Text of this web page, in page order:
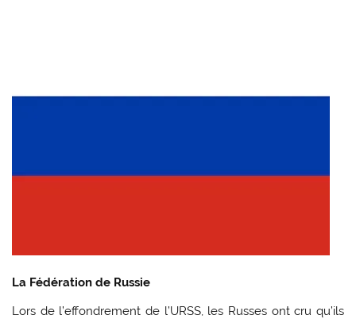
La Fédération de Russie
Lors de l’effondrement de l’URSS, les Russes ont cru qu’ils